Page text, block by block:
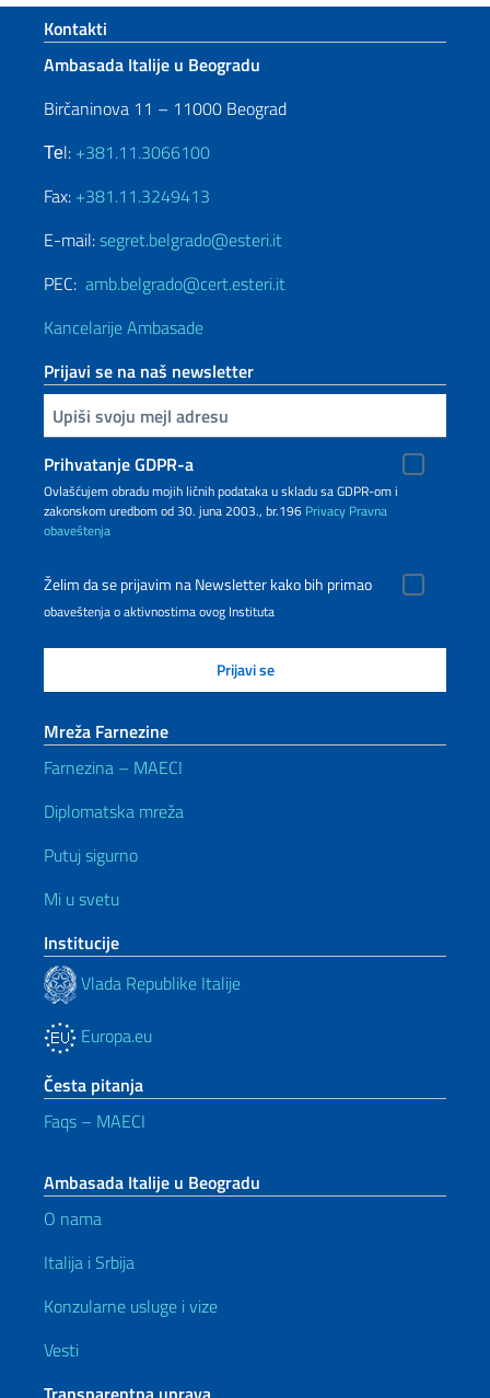
Footer section
Kontakti
Ambasada Italije u Beogradu
Birčaninova 11 – 11000 Beograd
Теl: +381.11.3066100
Fax: +381.11.3249413
E-mail:segret.belgrado@esteri.it
PEC: amb.belgrado@cert.esteri.it
Kancelarije Ambasade
Prijavi se na naš newsletter
Upiši vaš imejl
Prihvatanje GDPR-a
Ovlašćujem obradu mojih ličnih podataka u skladu sa GDPR-om i
zakonskom uredbom od 30. juna 2003., br.196 Privacy Pravna
obaveštenja
Želim da se prijavim na Newsletter kako bih primao
obaveštenja o aktivnostima ovog Instituta
Mreža Farnezine
Farnezina – MAECI
Diplomatska mreža
Putuj sigurno
Mi u svetu
Institucije
Vlada Republike Italije
Europa.eu
Česta pitanja
Faqs – MAECI
Ambasada Italije u Beogradu
O nama
Italija i Srbija
Konzularne usluge i vize
Vesti